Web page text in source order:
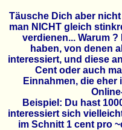
Täusche Dich aber
man NICHT gleich
verdienen... Warum ?
haben, von denen
interessiert, und diese
Cent oder auch
Einnahmen, die
Beispiel: Du hast
interessiert sich
im Schnitt 1 cent pro